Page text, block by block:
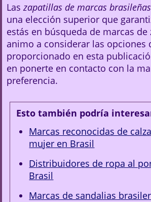
Laszapatillas de marcas brasileñas
una elección superior que
estás en búsqueda de marcas
animo a considerar las opciones
proporcionado en esta
en ponerte en contacto con la
preferencia.
Esto también podría
Marcas reconocidas de
mujer en Brasil
Distribuidores de ropa al
Brasil
Marcas de sandalias